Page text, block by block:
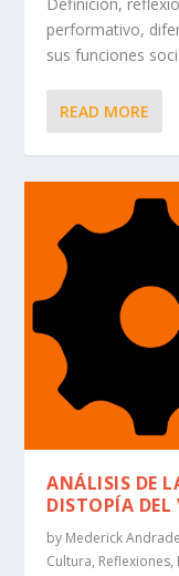
performativo,
sus funciones
READ MORE
ANÁLISIS DE
DISTOPÍA DEL
by Mederick Andrade
Cultura, Reflexiones,